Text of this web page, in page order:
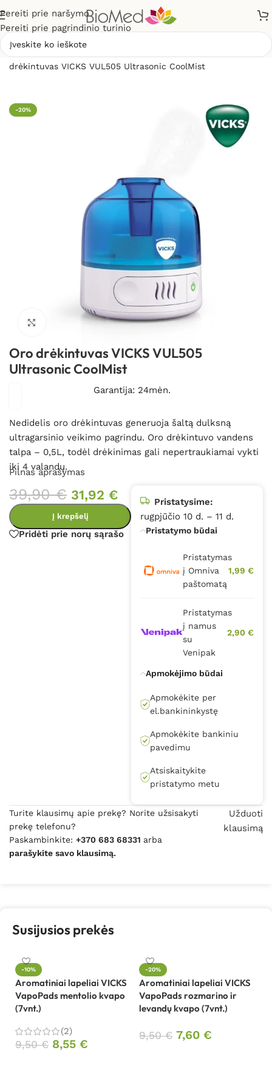
Pereiti prie naršymo
Pereiti prie pagrindinio turinio
drėkintuvas VICKS VUL505 Ultrasonic CoolMist
-20%
Spustelėkite, kad padidintumėte
Oro drėkintuvas VICKS VUL505
Ultrasonic CoolMist
Garantija: 24mėn.
Nedidelis oro drėkintuvas generuoja šaltą dulksną
ultragarsinio veikimo pagrindu. Oro drėkintuvo vandens
talpa – 0,5L, todėl drėkinimas gali nepertraukiamai vykti
iki 4 valandų.
Pilnas aprašymas
39,90€ 31,92 €
Į krepšelį
Pridėti prie norų sąrašo
Pristatysime:
rugpjūčio 10 d. – 11 d.
Pristatymo būdai
Pristatymas
į Omniva
paštomatą
1,99 €
Pristatymas
į namus
su
Venipak
2,90 €
Apmokėjimo būdai
Apmokėkite per
el.bankininkystę
Apmokėkite bankiniu
pavedimu
Atsiskaitykite
pristatymo metu
Turite klausimų apie prekę? Norite užsisakyti
prekę telefonu?
Paskambinkite: +370 683 68331 arba
parašykite savo klausimą.
Užduoti
klausimą
Susijusios prekės
-10%
Aromatiniai lapeliai VICKS
VapoPads mentolio kvapo
(7vnt.)
(2)
9,50€ 8,55 €
-20%
Aromatiniai lapeliai VICKS
VapoPads rozmarino ir
levandų kvapo (7vnt.)
9,50€ 7,60 €